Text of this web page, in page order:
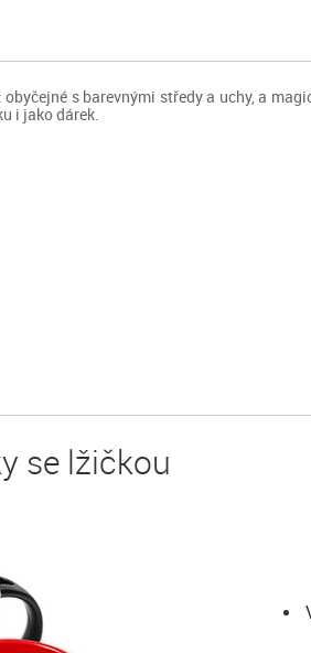
s barevnými středy a uchy, a
i jako dárek.
se lžičkou